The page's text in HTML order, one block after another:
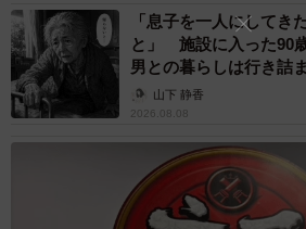
「息子を一人にしてき
と」 施設に入った90
男との暮らしは行き詰
から】山下 静香
2026.08.08